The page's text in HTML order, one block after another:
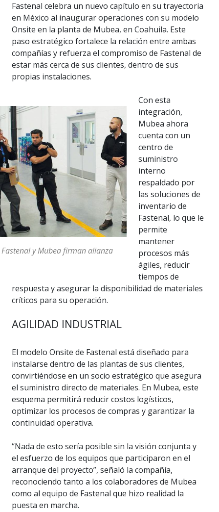
Fastenal celebra un nuevo capítulo en su trayectoria
en México al inaugurar operaciones con su modelo
Onsite en la planta de Mubea, en Coahuila. Este
paso estratégico fortalece la relación entre ambas
compañías y refuerza el compromiso de Fastenal de
estar más cerca de sus clientes, dentro de sus
propias instalaciones.
Fastenal y Mubea firman alianza
Con esta
integración,
Mubea ahora
cuenta con un
centro de
suministro
interno
respaldado por
las soluciones de
inventario de
Fastenal, lo que le
permite
mantener
procesos más
ágiles, reducir
tiempos de
respuesta y asegurar la disponibilidad de materiales
críticos para su operación.
AGILIDAD INDUSTRIAL
El modelo Onsite de Fastenal está diseñado para
instalarse dentro de las plantas de sus clientes,
convirtiéndose en un socio estratégico que asegura
el suministro directo de materiales. En Mubea, este
esquema permitirá reducir costos logísticos,
optimizar los procesos de compras y garantizar la
continuidad operativa.
“Nada de esto sería posible sin la visión conjunta y
el esfuerzo de los equipos que participaron en el
arranque del proyecto”, señaló la compañía,
reconociendo tanto a los colaboradores de Mubea
como al equipo de Fastenal que hizo realidad la
puesta en marcha.